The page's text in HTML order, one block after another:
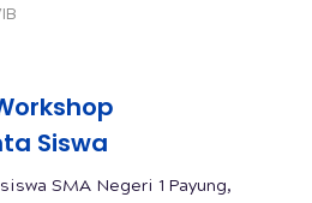
Siswa
SMA Negeri 1 Payung,